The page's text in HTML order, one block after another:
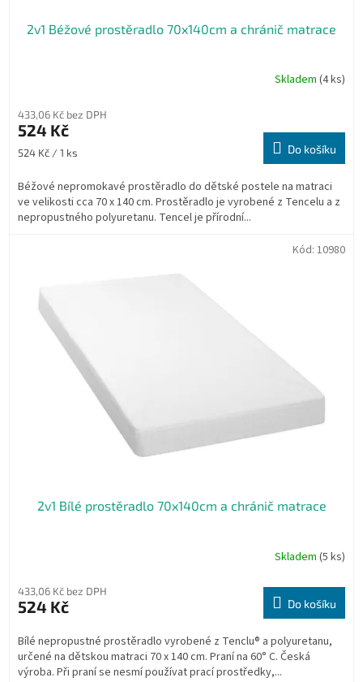
2v1 Béžové prostěradlo 70x140cm a chránič matrace
Skladem (4 ks)
433,06 Kč bez DPH
524 Kč
Měrná
524 Kč / 1 ks Do košíku
Béžové nepromokavé prostěradlo do dětské postele na matraci
ve velikosti cca 70 x 140 cm. Prostěradlo je vyrobené z Tencelu a z
nepropustného polyuretanu. Tencel je přírodní...
2v1 Bílé prostěradlo 70x140cm a chránič matrace
Skladem (5 ks)
433,06 Kč bez DPH
524 Kč Do košíku
Bílé nepropustné prostěradlo vyrobené z Tenclu® a polyuretanu,
určené na dětskou matraci 70 x 140 cm. Praní na 60° C. Česká
výroba. Při praní se nesmí používat prací prostředky,...
Kód: 10980